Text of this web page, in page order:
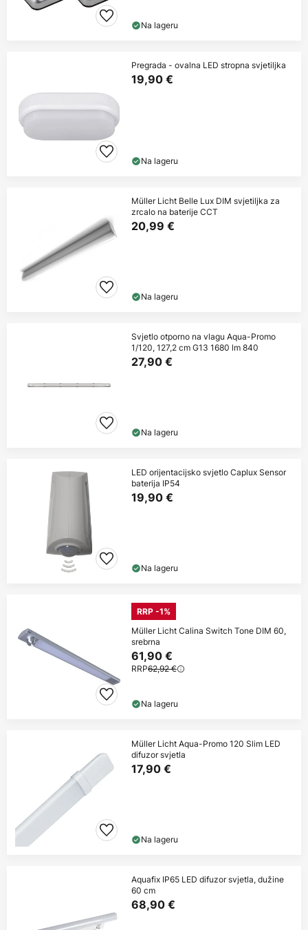
Na lageru
Pregrada - ovalna LED stropna svjetiljka
19,90 €
Na lageru
Müller Licht Belle Lux DIM svjetiljka za
zrcalo na baterije CCT
20,99 €
Na lageru
Svjetlo otporno na vlagu Aqua-Promo
1/120, 127,2 cm G13 1680 lm 840
27,90 €
Na lageru
LED orijentacijsko svjetlo Caplux Sensor
baterija IP54
19,90 €
Na lageru
RRP -1%
Müller Licht Calina Switch Tone DIM 60,
srebrna
61,90 €
RRP62,92 €
Na lageru
Müller Licht Aqua-Promo 120 Slim LED
difuzor svjetla
17,90 €
Na lageru
Aquafix IP65 LED difuzor svjetla, dužine
60 cm
68,90 €